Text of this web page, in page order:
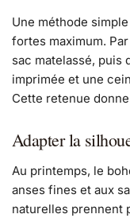
Une méthode
fortes maximum.
sac matelassé, puis
imprimée et une
Cette retenue
Adapter la
Au printemps, le
anses fines et aux
naturelles prennent